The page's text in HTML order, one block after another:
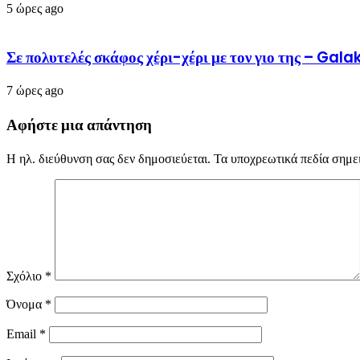
5 ώρες ago
Σε πολυτελές σκάφος χέρι-χέρι με τον γιο της –
7 ώρες ago
Αφήστε μια απάντηση
Η ηλ. διεύθυνση σας δεν δημοσιεύεται. Τα υποχρεωτικά πεδία
Σχόλιο *
Όνομα *
Email *